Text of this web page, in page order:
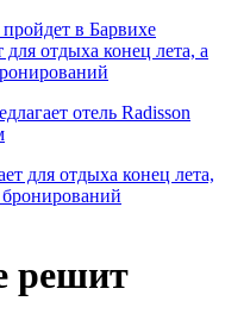
отдыха конец лета, а
отель Radisson
решит